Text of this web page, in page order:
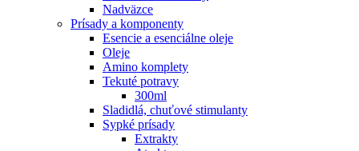
Nadväzce
Prísady a komponenty
Esencie a esenciálne oleje
Oleje
Amino komplety
Tekuté potravy
300ml
Sladidlá, chuťové stimulanty
Sypké prísady
Extrakty